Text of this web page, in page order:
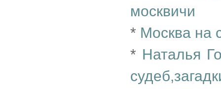
москвичи
* Москва на
* Наталья